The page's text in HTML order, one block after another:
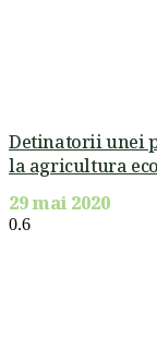
Detinatorii unei
la agricultura
29 mai 2020